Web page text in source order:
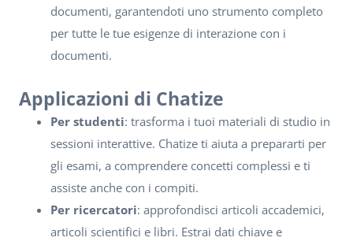
documenti, garantendoti uno strumento completo
per tutte le tue esigenze di interazione con i
documenti.
Applicazioni di Chatize
Per studenti: trasforma i tuoi materiali di studio in
sessioni interattive. Chatize ti aiuta a prepararti per
gli esami, a comprendere concetti complessi e ti
assiste anche con i compiti.
Per ricercatori: approfondisci articoli accademici,
articoli scientifici e libri. Estrai dati chiave e